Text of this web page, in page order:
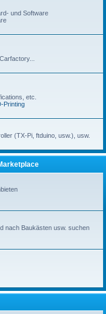
und Software
etc.
Printing
(TX-Pi, ftduino, usw.), usw.
nach Baukästen usw. suchen